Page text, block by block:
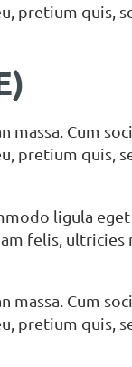
pretium quis,
Cum
pretium quis,
ligula eget
felis,
Cum
pretium quis,